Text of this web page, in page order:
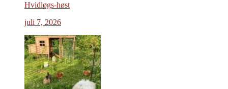
Hvidløgs-høst
juli 7, 2026